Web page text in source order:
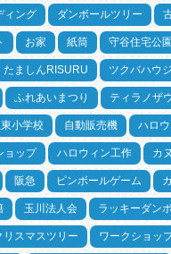
ィング ダンボールツリー
お家 紙筒 守谷住宅公園
たましんRISURU ツクバハウ
ふれあいまつり ティラノザ
小学校 自動販売機 ハロ
ョップ ハロウィン工作 カ
阪急 ピンボールゲーム
玉川法人会 ラッキーダン
リスマスツリー ワークショッ